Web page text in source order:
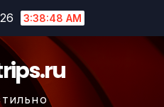
3:38:50 AM